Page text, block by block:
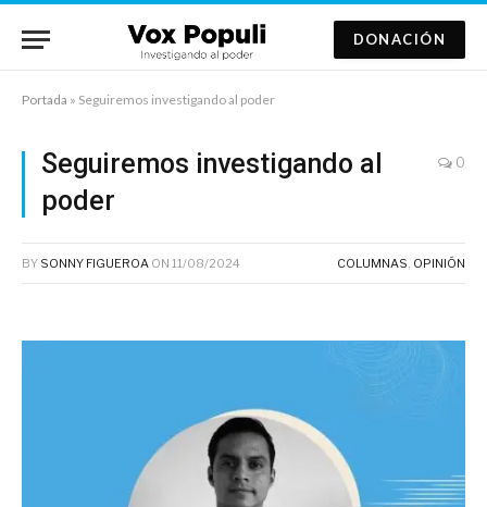
DONACIÓN
Portada » Seguiremos investigando al poder
Seguiremos investigando al
poder
0
BY SONNY FIGUEROA ON 11/08/2024 COLUMNAS, OPINIÓN